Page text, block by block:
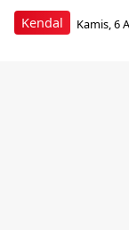
Kendal Kamis, 6